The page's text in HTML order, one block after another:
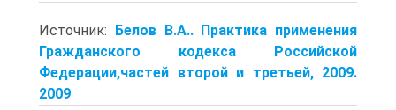
Источник: Белов В.А.. Практика применения
Гражданского кодекса Российской
Федерации,частей второй и третьей, 2009.
2009